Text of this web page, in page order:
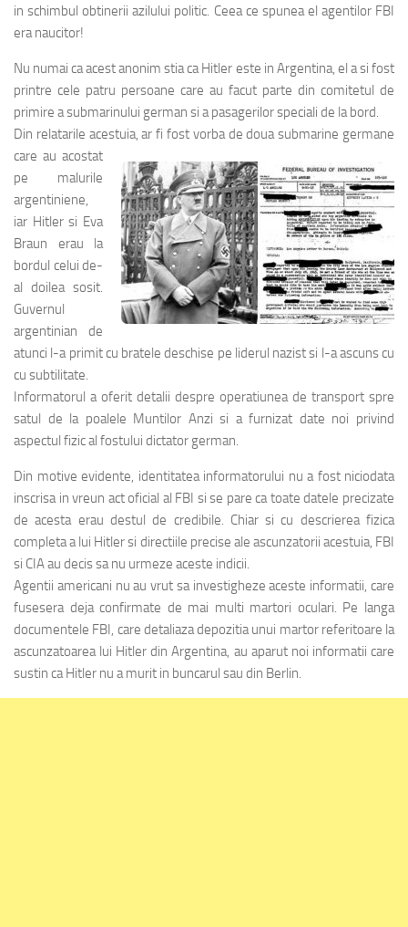
in schimbul obtinerii azilului politic. Ceea ce spunea el agentilor FBI
era naucitor!
Nu numai ca acest anonim stia ca Hitler este in Argentina, el a si fost
printre cele patru persoane care au facut parte din comitetul de
primire a submarinului german si a pasagerilor speciali de la bord.
Din relatarile acestuia, ar fi fost vorba de doua submarine germane
care au acostat
pe malurile
argentiniene,
iar Hitler si Eva
Braun erau la
bordul celui de-
al doilea sosit.
Guvernul
argentinian de
atunci l-a primit cu bratele deschise pe liderul nazist si l-a ascuns cu
cu subtilitate.
Informatorul a oferit detalii despre operatiunea de transport spre
satul de la poalele Muntilor Anzi si a furnizat date noi privind
aspectul fizic al fostului dictator german.
Din motive evidente, identitatea informatorului nu a fost niciodata
inscrisa in vreun act oficial al FBI si se pare ca toate datele precizate
de acesta erau destul de credibile. Chiar si cu descrierea fizica
completa a lui Hitler si directiile precise ale ascunzatorii acestuia, FBI
si CIA au decis sa nu urmeze aceste indicii.
Agentii americani nu au vrut sa investigheze aceste informatii, care
fusesera deja confirmate de mai multi martori oculari. Pe langa
documentele FBI, care detaliaza depozitia unui martor referitoare la
ascunzatoarea lui Hitler din Argentina, au aparut noi informatii care
sustin ca Hitler nu a murit in buncarul sau din Berlin.